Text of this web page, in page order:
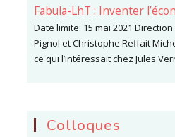
Fabula-LhT : Inventer
Date limite: 15 mai 2021 Direction
Pignol et Christophe Reffait
ce qui l’intéressait chez Jules
Colloques